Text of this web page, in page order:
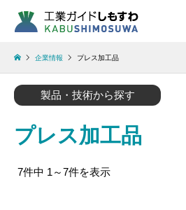
企業情報 プレス加工品
製品・技術から探す
プレス加工品
7件中 1～7件を表示